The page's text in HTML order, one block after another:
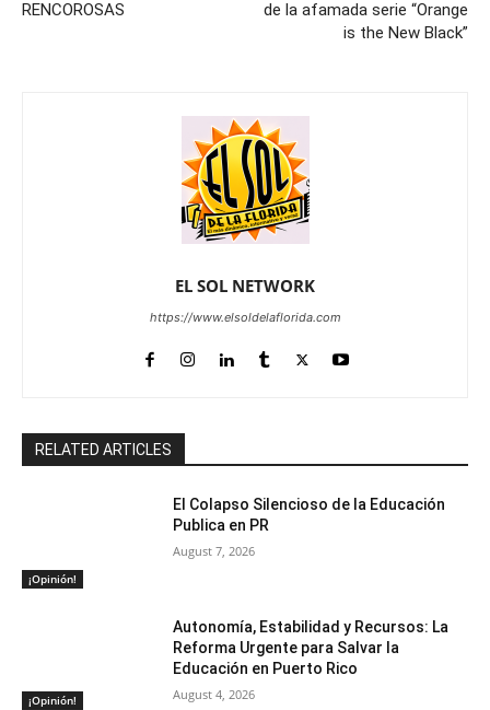
RENCOROSAS
de la afamada serie “Orange
is the New Black”
EL SOL NETWORK
https://www.elsoldelaflorida.com
RELATED ARTICLES
¡Opinión!
El Colapso Silencioso de la Educación
Publica en PR
August 7, 2026
¡Opinión!
Autonomía, Estabilidad y Recursos: La
Reforma Urgente para Salvar la
Educación en Puerto Rico
August 4, 2026